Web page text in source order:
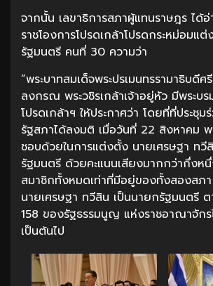
จากนั้น เลขาธิการสภาผู้แทนราษฎร ได้อ่
ราชโองการโปรดเกล้าโปรดกระหม่อมแ
รัฐมนตรี คนที่ 30 ความว่า
“พระบาทสมเด็จพระปรเมนทรรามาธิบดีศ
ลงกรณ พระวชิรเกล้าเจ้าอยู่หัว มีพระบร
โปรดเกล้าฯ ให้ประกาศว่า โดยที่ที่ประชุ
รัฐสภาได้ลงมติ เมื่อวันที่ 22 สิงหาคม
ชอบด้วยในการแต่งตั้ง นายเศรษฐา ทวี
รัฐมนตรี ด้วยคะแนนเสียงมากกว่ากึ่งห
สมาชิกทั้งหมดเท่าที่มีอยู่ของทั้งสองสภ
นายเศรษฐา ทวีสิน เป็นนายกรัฐมนตรี ต
158 ของรัฐธรรมนูญ แห่งราชอาณาจัก
เป็นต้นไป